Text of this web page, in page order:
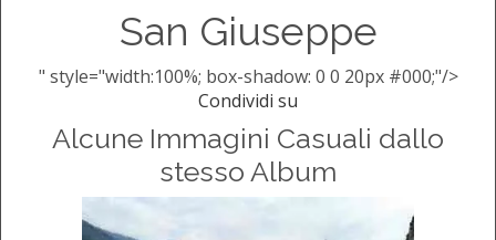
San Giuseppe
" style="width:100%; box-shadow: 0 0 20px #000;"/>
Condividi su
Alcune Immagini Casuali dallo
stesso Album